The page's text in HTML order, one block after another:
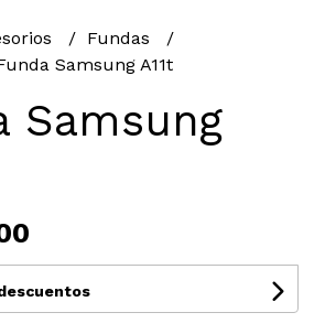
Fundas
Samsung A11t
Samsung